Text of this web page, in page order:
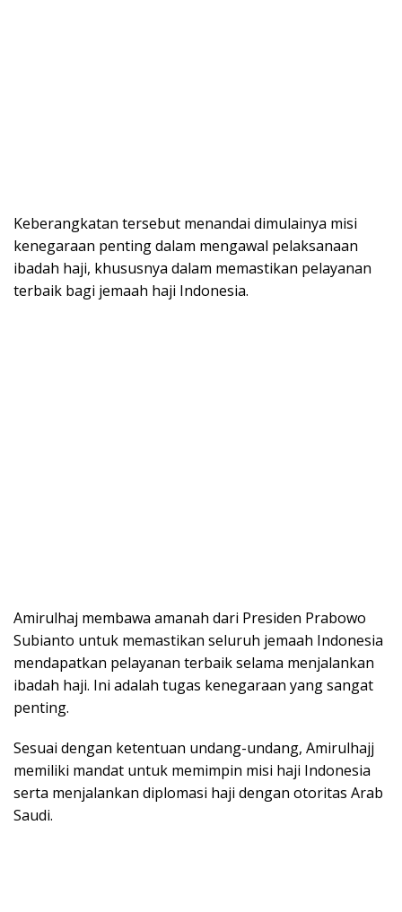
Keberangkatan tersebut menandai dimulainya misi
kenegaraan penting dalam mengawal pelaksanaan
ibadah haji, khususnya dalam memastikan pelayanan
terbaik bagi jemaah haji Indonesia.
Amirulhaj membawa amanah dari Presiden Prabowo
Subianto untuk memastikan seluruh jemaah Indonesia
mendapatkan pelayanan terbaik selama menjalankan
ibadah haji. Ini adalah tugas kenegaraan yang sangat
penting.
Sesuai dengan ketentuan undang-undang, Amirulhajj
memiliki mandat untuk memimpin misi haji Indonesia
serta menjalankan diplomasi haji dengan otoritas Arab
Saudi.